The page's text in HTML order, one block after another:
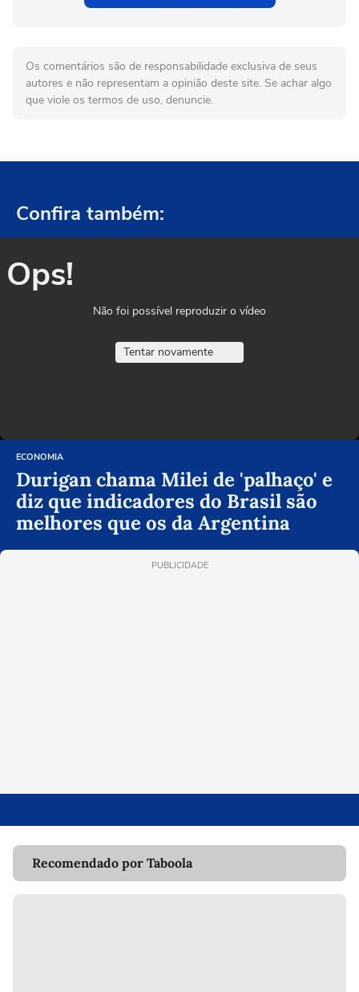
Os comentários são de responsabilidade exclusiva de seus
autores e não representam a opinião deste site. Se achar algo
que viole os termos de uso, denuncie.
Confira também:
Ops!
Não foi possível reproduzir o vídeo
Tentar novamente
ECONOMIA
Durigan chama Milei de 'palhaço' e
diz que indicadores do Brasil são
melhores que os da Argentina
PUBLICIDADE
Recomendado por Taboola